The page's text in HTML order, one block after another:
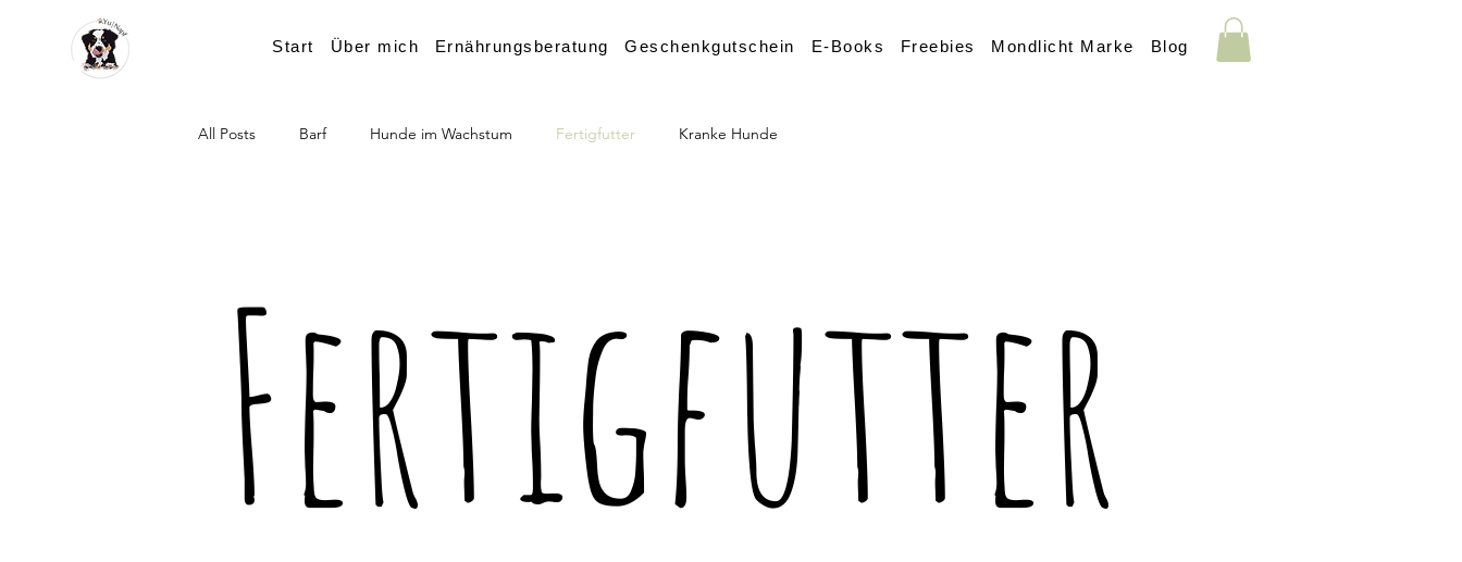
Start Über mich Ernährungsberatung Geschenkgutschein E-Books Freebies Mondlicht Marke Blog
All Posts Barf Hunde im Wachstum Fertigfutter Kranke Hunde
Fertigfutter